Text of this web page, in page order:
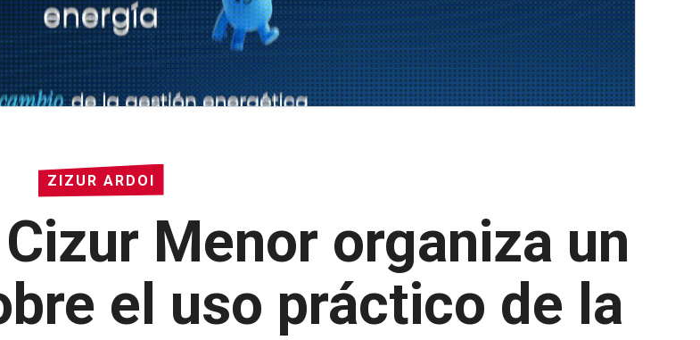
ZIZUR ARDOI
Menor organiza un
el uso práctico de la